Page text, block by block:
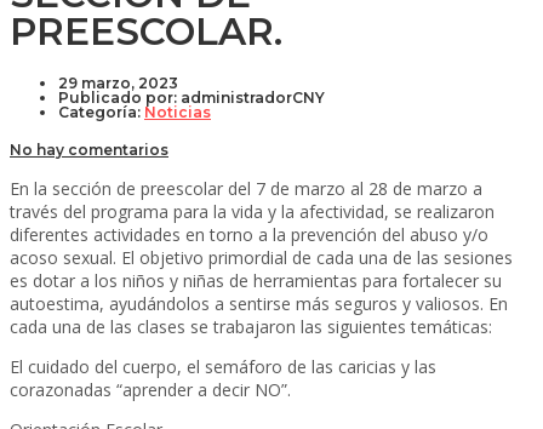
PREESCOLAR.
29 marzo, 2023
Publicado por: administradorCNY
Categoría: Noticias
No hay comentarios
En la sección de preescolar del 7 de marzo al 28 de marzo a
través del programa para la vida y la afectividad, se realizaron
diferentes actividades en torno a la prevención del abuso y/o
acoso sexual. El objetivo primordial de cada una de las sesiones
es dotar a los niños y niñas de herramientas para fortalecer su
autoestima, ayudándolos a sentirse más seguros y valiosos. En
cada una de las clases se trabajaron las siguientes temáticas:
El cuidado del cuerpo, el semáforo de las caricias y las
corazonadas “aprender a decir NO”.